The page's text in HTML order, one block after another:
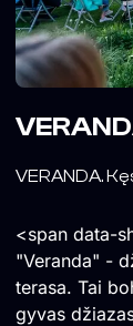
VERANDA.
<span data-
"Veranda" -
terasa. Tai
gyvas